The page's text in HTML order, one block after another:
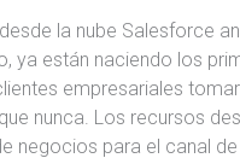
la nube Salesforce
ya están naciendo los
empresariales
nunca. Los recursos
negocios para el canal